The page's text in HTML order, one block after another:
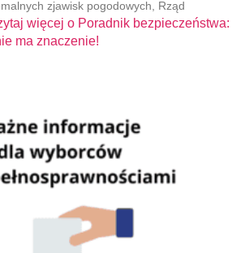
zjawisk pogodowych, Rząd
więcej o Poradnik bezpieczeństwa:
ma znaczenie!